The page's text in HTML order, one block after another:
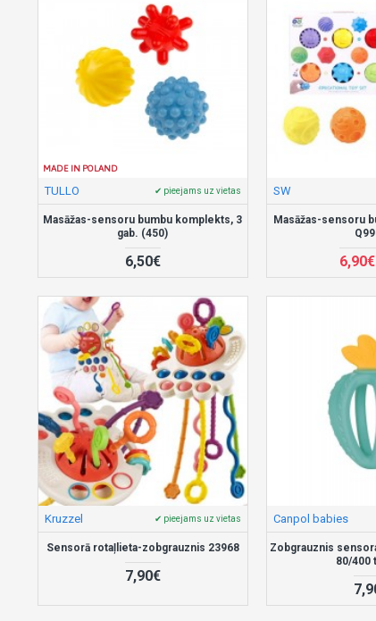
MADE IN POLAND
TULLO ✔ pieejams uz vietas
Masāžas-sensoru bumbu komplekts, 3
gab. (450)
6,50€
SW
Masāžas-sensoru
6,90€
Kruzzel ✔ pieejams uz vietas
Sensorā rotaļlieta-zobgrauznis 23968
7,90€
Canpol babies
Zobgrauznis
80/400